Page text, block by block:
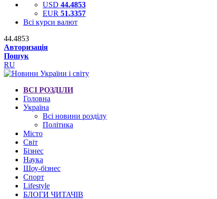
USD 44.4853
EUR 51.3357
Всі курси валют
44.4853
Авторизація
Пошук
RU
ВСІ РОЗДІЛИ
Головна
Україна
Всі новини розділу
Політика
Місто
Світ
Бізнес
Наука
Шоу-бізнес
Спорт
Lifestyle
БЛОГИ ЧИТАЧІВ